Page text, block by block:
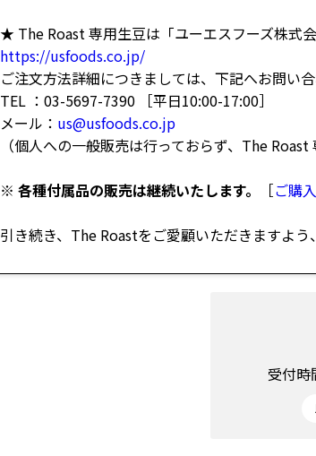
★ The Roast 専用生豆は「ユーエスフーズ株式
https://usfoods.co.jp/
ご注文方法詳細につきましては、下記へお問い合
TEL ：03-5697-7390 ［平日10:00-17:00］
メール： us@usfoods.co.jp
（個人への一般販売は行っておらず、The
※ 各種付属品の販売は継続いたします。 ［ご購
引き続き、The Roastをご愛顧いただきますよう
受付時